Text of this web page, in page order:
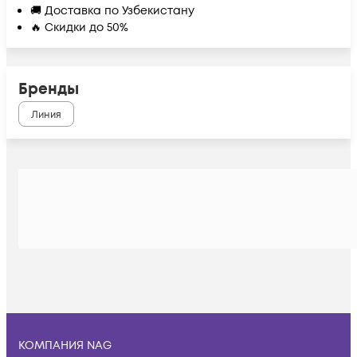
🚚 Доставка по Узбекистану
🔥 Скидки до 50%
Бренды
Линия
КОМПАНИЯ NAG